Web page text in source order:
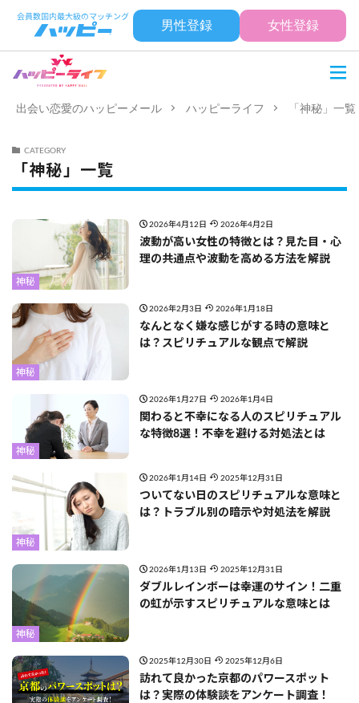
男性登録 女性登録
出会い恋愛のハッピーメール ハッピーライフ 「神秘」一覧
CATEGORY
「神秘」一覧
神秘
2026年4月12日 2026年4月2日
波動が高い女性の特徴とは？見た目・心
理の共通点や波動を高める方法を解説
神秘
2026年2月3日 2026年1月18日
なんとなく嫌な感じがする時の意味と
は？スピリチュアルな観点で解説
神秘
2026年1月27日 2026年1月4日
関わると不幸になる人のスピリチュアル
な特徴8選！不幸を避ける対処法とは
神秘
2026年1月14日 2025年12月31日
ついてない日のスピリチュアルな意味と
は？トラブル別の暗示や対処法を解説
神秘
2026年1月13日 2025年12月31日
ダブルレインボーは幸運のサイン！二重
の虹が示すスピリチュアルな意味とは
2025年12月30日 2025年12月6日
訪れて良かった京都のパワースポット
は？実際の体験談をアンケート調査！